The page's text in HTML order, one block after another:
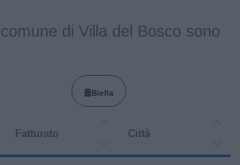
di Villa del Bosco sono
Biella
Fatturato Città